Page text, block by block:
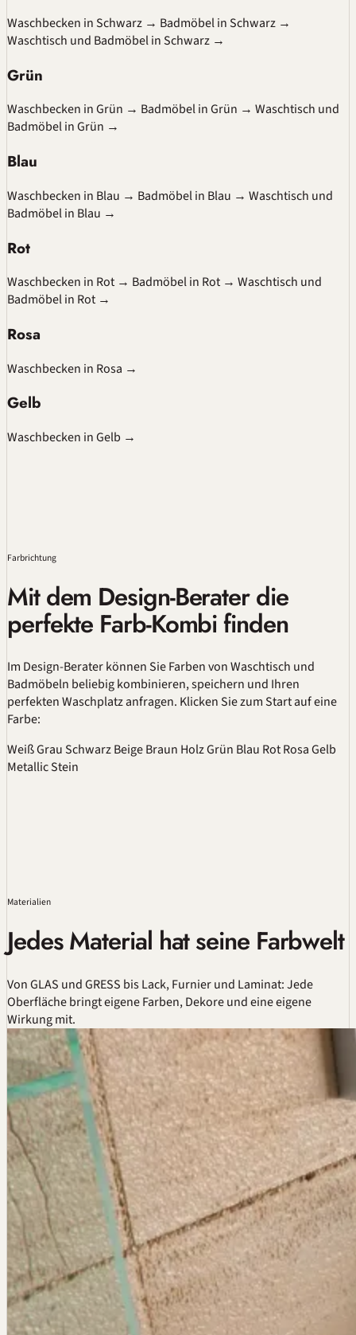
Waschbecken in Schwarz → Badmöbel in Schwarz →
Waschtisch und Badmöbel in Schwarz →
Grün
Waschbecken in Grün → Badmöbel in Grün → Waschtisch und
Badmöbel in Grün →
Blau
Waschbecken in Blau → Badmöbel in Blau → Waschtisch und
Badmöbel in Blau →
Rot
Waschbecken in Rot → Badmöbel in Rot → Waschtisch und
Badmöbel in Rot →
Rosa
Waschbecken in Rosa →
Gelb
Waschbecken in Gelb →
Farbrichtung
Mit dem Design-Berater die
perfekte Farb-Kombi finden
Im Design-Berater können Sie Farben von Waschtisch und
Badmöbeln beliebig kombinieren, speichern und Ihren
perfekten Waschplatz anfragen. Klicken Sie zum Start auf eine
Farbe:
WeißGrauSchwarzBeigeBraun HolzGrün Blau RotRosaGelb
MetallicStein
Materialien
Jedes Material hat seine Farbwelt
Von GLAS und GRESS bis Lack, Furnier und Laminat: Jede
Oberfläche bringt eigene Farben, Dekore und eine eigene
Wirkung mit.